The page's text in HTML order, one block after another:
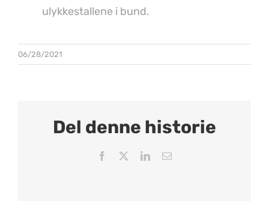
ulykkestallene i bund.
06/28/2021
Del denne historie
Facebook LinkedInEmail